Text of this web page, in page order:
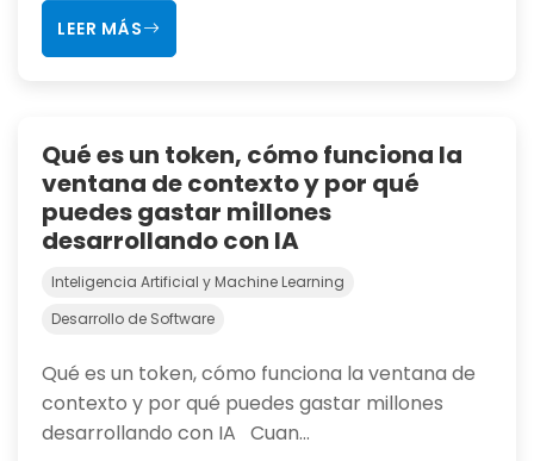
LEER MÁS
Qué es un token, cómo funciona la
ventana de contexto y por qué
puedes gastar millones
desarrollando con IA
Inteligencia Artificial y Machine Learning
Desarrollo de Software
Qué es un token, cómo funciona la ventana de
contexto y por qué puedes gastar millones
desarrollando con IA Cuan...